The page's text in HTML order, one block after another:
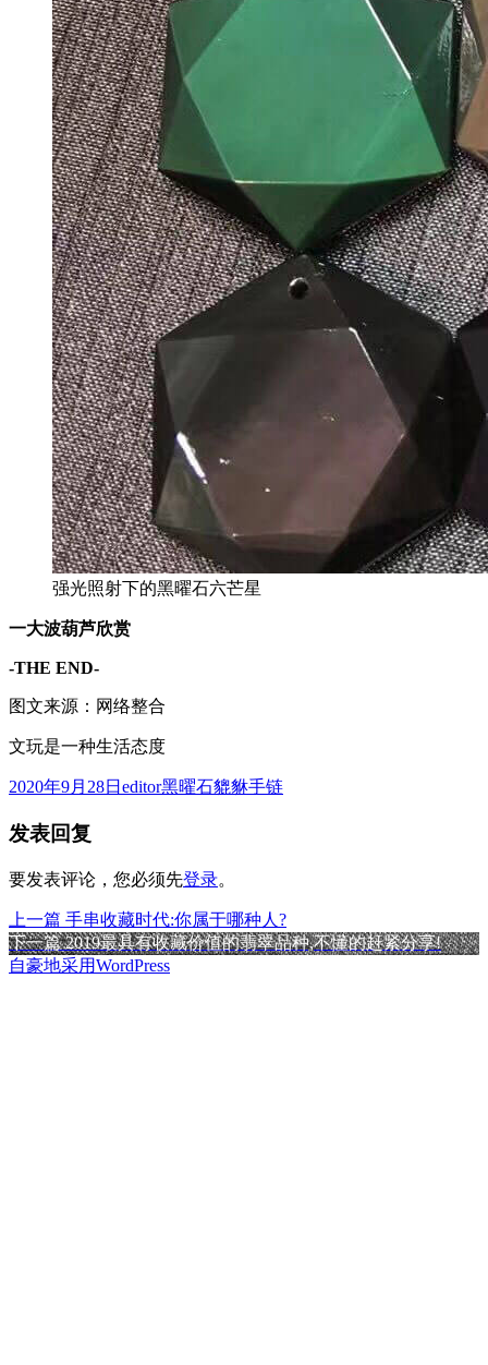
强光照射下的黑曜石六芒星
一大波葫芦欣赏
-THE END-
图文来源：网络整合
文玩是一种生活态度
发
于
2020年9月28日 作
editor分
黑曜石貔貅手链
发表回复
要发表评论，您必须先登录。
文
章
上一篇 上
篇
文
手串收藏时代:你属于哪种人?
下一篇下
篇
2019最具有收藏价值的翡翠品种,不懂的赶紧分享!
自豪地采用WordPress